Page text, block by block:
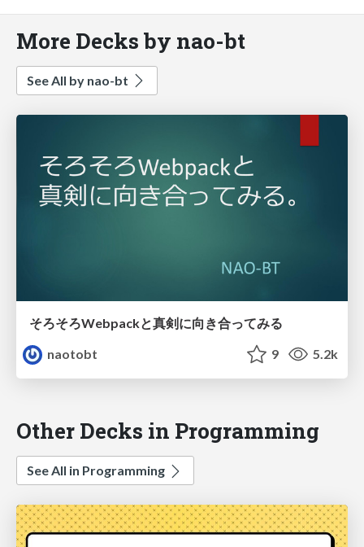
More Decks by nao-bt
See All by nao-bt
そろそろWebpackと真剣に向き合ってみる
naotobt
9 5.2k
Other Decks in Programming
See All in Programming